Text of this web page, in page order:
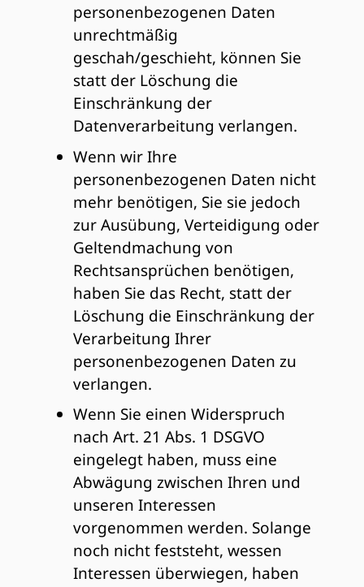
personenbezogenen Daten
unrechtmäßig
geschah/geschieht, können Sie
statt der Löschung die
Einschränkung der
Datenverarbeitung verlangen.
Wenn wir Ihre
personenbezogenen Daten nicht
mehr benötigen, Sie sie jedoch
zur Ausübung, Verteidigung oder
Geltendmachung von
Rechtsansprüchen benötigen,
haben Sie das Recht, statt der
Löschung die Einschränkung der
Verarbeitung Ihrer
personenbezogenen Daten zu
verlangen.
Wenn Sie einen Widerspruch
nach Art. 21 Abs. 1 DSGVO
eingelegt haben, muss eine
Abwägung zwischen Ihren und
unseren Interessen
vorgenommen werden. Solange
noch nicht feststeht, wessen
Interessen überwiegen, haben